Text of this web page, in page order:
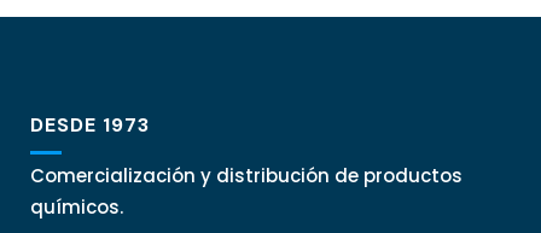
DESDE 1973
Comercialización y distribución de productos
químicos.